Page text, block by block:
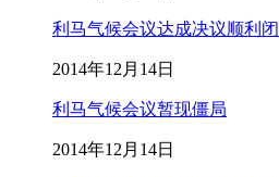
利马气候会议达成决议顺利
2014年12月14日
利马气候会议暂现僵局
2014年12月14日